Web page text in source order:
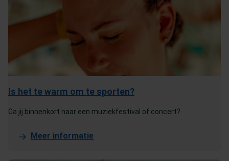
Is het te warm om te sporten?
Ga jij binnenkort naar een muziekfestival of concert?
Meer informatie